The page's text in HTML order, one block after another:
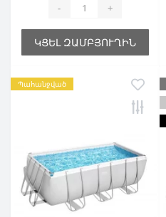
- +
ԿՑԵԼ ԶԱՄԲՅՈՒՂԻՆ
Պահանջված